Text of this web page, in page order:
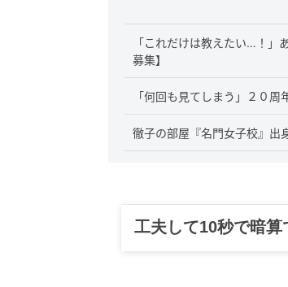
「これだけは教えたい…！」
募集】
「何回も見てしまう」２０
徹子の部屋『名門女子校』出
グルメ、ギャグ、